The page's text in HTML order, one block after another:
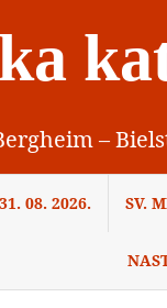
–
08. 2026. SV.